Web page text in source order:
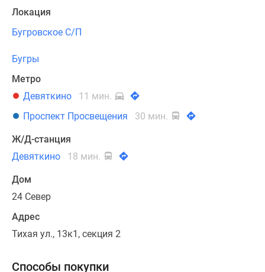
Локация
Бугровское С/П
Бугры
Метро
Девяткино
11 мин.
Проспект Просвещения
30 мин.
Ж/Д-станция
Девяткино
18 мин.
Дом
24 Север
Адрес
Тихая ул., 13к1, секция 2
Способы покупки